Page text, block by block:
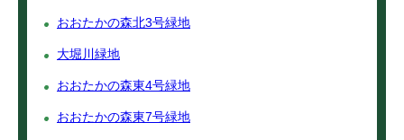
おおたかの森北3号緑地
大堀川緑地
おおたかの森東4号緑地
おおたかの森東7号緑地